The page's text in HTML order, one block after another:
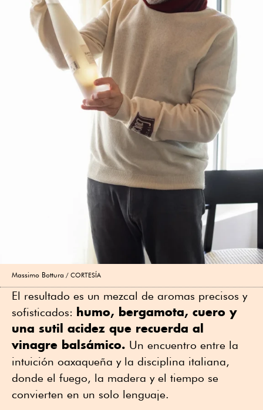
Massimo Bottura CORTESÍA
El resultado es un mezcal de aromas precisos y
sofisticados: humo, bergamota, cuero y
una sutil acidez que recuerda al
vinagre balsámico. Un encuentro entre la
intuición oaxaqueña y la disciplina italiana,
donde el fuego, la madera y el tiempo se
convierten en un solo lenguaje.